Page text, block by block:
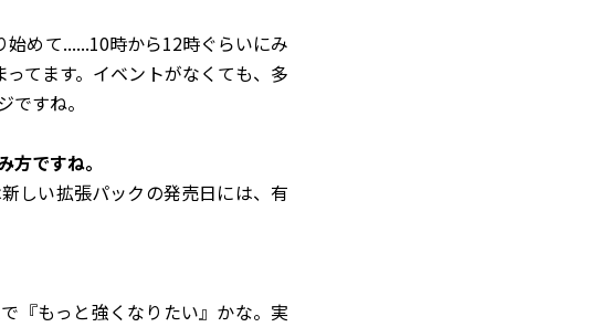
めて......10時から12時ぐらいにみ
てます。イベントがなくても、多
すね。
ですね。
しい拡張パックの発売日には、有
『もっと強くなりたい』かな。実